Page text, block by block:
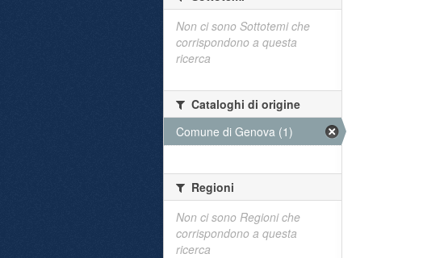
Non ci sono Sottotemi che
corrispondono a questa
ricerca
Cataloghi di origine
Comune di Genova (1)
Regioni
Non ci sono Regioni che
corrispondono a questa
ricerca